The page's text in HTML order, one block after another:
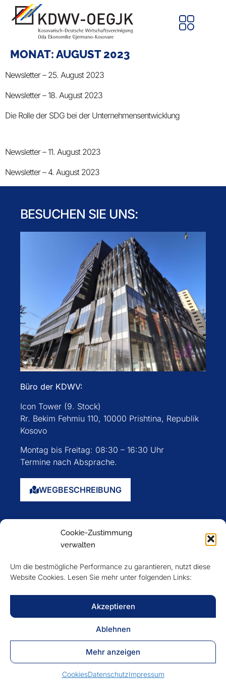
Cookie-Zustimmung
verwalten
Um die bestmögliche Performance zu garantieren, nutzt diese
Website Cookies. Lesen Sie mehr unter folgenden Links:
Akzeptieren
Ablehnen
Mehr anzeigen
CookiesDatenschutzImpressum
MONAT:AUGUST 2023
Newsletter – 25. August 2023
Newsletter – 18. August 2023
Die Rolle der SDG bei der Unternehmensentwicklung
Newsletter – 11. August 2023
Newsletter – 4. August 2023
BESUCHEN SIE UNS:
Büro der KDWV:
Icon Tower (9. Stock)
Rr. Bekim Fehmiu 110, 10000 Prishtina, Republik
Kosovo
Montag bis Freitag: 08:30 – 16:30 Uhr
Termine nach Absprache.
WEGBESCHREIBUNG
Mitglieder
VERFOLGEN SIE UNS
DATENSCHUTZ IMPRESSUM